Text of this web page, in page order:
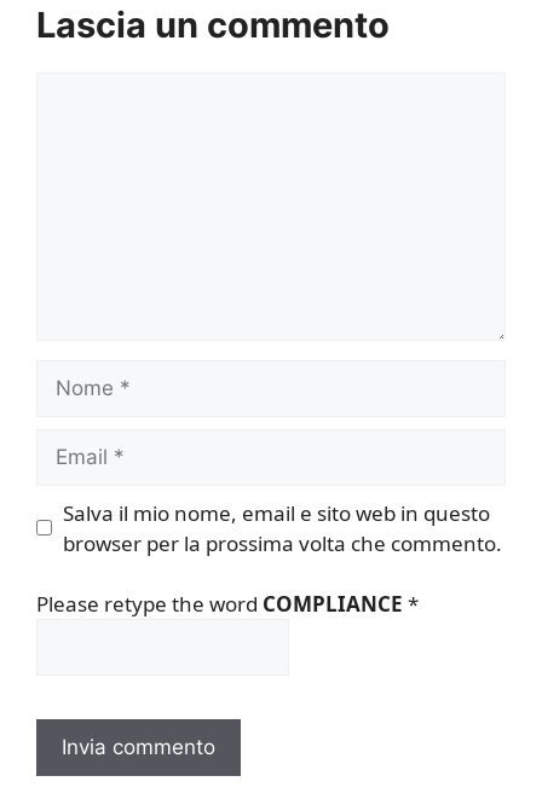
Lascia un commento
Salva il mio nome, email e sito web in questo
browser per la prossima volta che commento.
Please retype the word COMPLIANCE *